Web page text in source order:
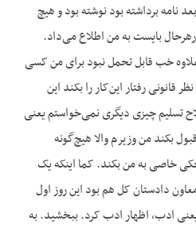
برداشته بود نوشته بود و هیچ
بایست به من اطلاع می‌داد.
خب قابل‌ تحمل نبود برای من کسی
قانونی رفتار این‌کار را بکند این
تسلیم چیزی دیگری نمی‌خواستم یعنی
بکند من وزیرم والا هیچ‌گونه
خاصی به من بکند. کما این‏که یک
دادستان کل هم بود این روز اول
ادب، اظهار ادب کرد. ببخشید. به